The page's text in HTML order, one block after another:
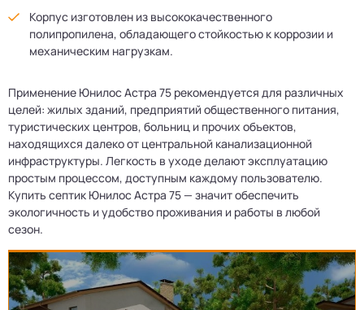
Корпус изготовлен из высококачественного
полипропилена, обладающего стойкостью к коррозии и
механическим нагрузкам.
Применение Юнилос Астра 75 рекомендуется для различных
целей: жилых зданий, предприятий общественного питания,
туристических центров, больниц и прочих объектов,
находящихся далеко от центральной канализационной
инфраструктуры. Легкость в уходе делают эксплуатацию
простым процессом, доступным каждому пользователю.
Купить септик Юнилос Астра 75 — значит обеспечить
экологичность и удобство проживания и работы в любой
сезон.